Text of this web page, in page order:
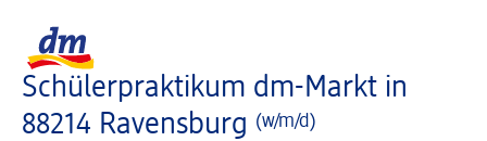
Schülerpraktikum dm-Markt in
88214 Ravensburg (w/m/d)